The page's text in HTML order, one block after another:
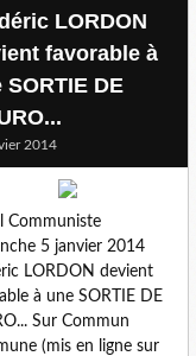
LORDON
favorable à
SORTIE DE
2014
Communiste
5 janvier 2014
LORDON devient
à une SORTIE DE
Sur Commun
(mis en ligne sur